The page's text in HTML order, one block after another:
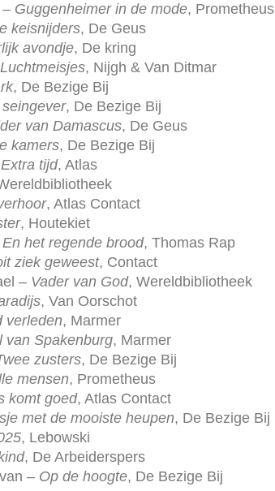
Guggenheimer in de mode, Prometheus
keisnijders, De Geus
avondje, De kring
Luchtmeisjes, Nijgh & Van Ditmar
, De Bezige Bij
, De Bezige Bij
van Damascus, De Geus
kamers, De Bezige Bij
Extra tijd, Atlas
, Atlas Contact
, Houtekiet
En het regende brood, Thomas Rap
ziek geweest, Contact
– Vader van God, Wereldbibliotheek
, Van Oorschot
verleden, Marmer
van Spakenburg, Marmer
zusters, De Bezige Bij
mensen, Prometheus
komt goed, Atlas Contact
met de mooiste heupen, De Bezige Bij
, Lebowski
, De Arbeiderspers
– Op de hoogte, De Bezige Bij